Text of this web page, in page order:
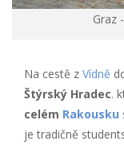
Graz
Na cestě z Vídně
Štýrský Hradec.
celém Rakousku
je tradičně